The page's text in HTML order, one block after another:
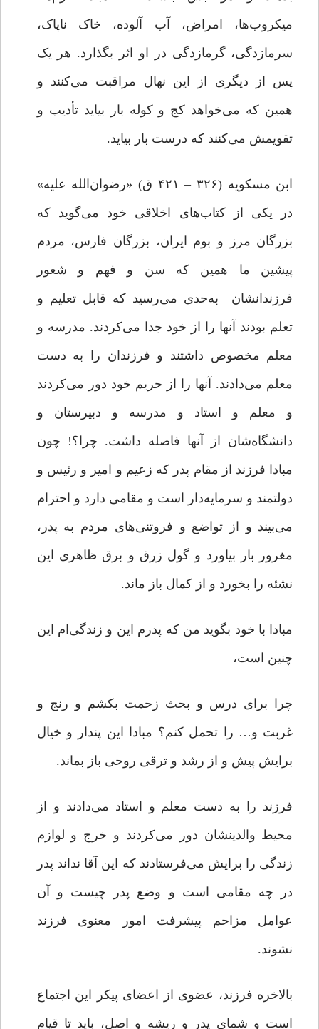
میکروب‌ها، امراض، آب آلوده، خاک ناپاک،
سرمازدگی، گرمازدگی در او اثر بگذارد. هر یک
پس از دیگری از این نهال مراقبت می‌کنند و
همین که می‌خواهد کج و کوله بار بیاید تأدیب و
تقویمش می‌کنند که درست بار بیاید.
ابن مسکویه (۳۲۶ – ۴۲۱ ق) «رضوان‌الله علیه»
در یکی از کتاب‌های اخلاقی خود می‌گوید که
بزرگان مرز و بوم ایران، بزرگان فارس، مردم
پیشین ما همین که سن و فهم و شعور
فرزندانشان به‌حدی می‌رسید که قابل تعلیم و
تعلم بودند آنها را از خود جدا می‌کردند. مدرسه و
معلم مخصوص داشتند و فرزندان را به دست
معلم می‌دادند. آنها را از حریم خود دور می‌کردند
و معلم و استاد و مدرسه‌ و دبیرستان‌ و
دانشگاه‌شان از آنها فاصله داشت. چرا؟! چون
مبادا فرزند از مقام پدر که زعیم و امیر و رئیس و
دولتمند و سرمایه‌دار است و مقامی دارد و احترام
می‌بیند و از تواضع و فروتنی‌های مردم به پدر،
مغرور بار بیاورد و گول زرق و برق ظاهری این
نشئه را بخورد و از کمال باز ماند.
مبادا با خود بگوید من که پدرم این و زندگی‌ام این
چنین است،
چرا برای درس و بحث زحمت بکشم و رنج و
غربت و… را تحمل کنم؟ مبادا این پندار و خیال
برایش پیش و از رشد و ترقی روحی‌ باز بماند.
فرزند را به دست معلم و استاد می‌دادند و از
محیط‌ والدینشان دور می‌کردند و خرج و لوازم
زندگی‌ را برایش می‌فرستادند که این آقا نداند پدر
در چه مقامی است و وضع پدر چیست و آن
عوامل مزاحم پیشرفت امور معنوی فرزند
نشوند.
بالاخره فرزند، عضوی از اعضای پیکر این اجتماع
است و شمای پدر و ریشه و اصل، باید تا قیام